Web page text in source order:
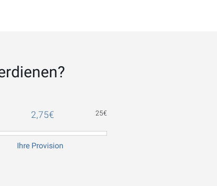
2,75€ 25€
Ihre Provision